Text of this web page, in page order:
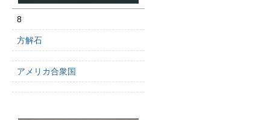
8
方解石
アメリカ合衆国